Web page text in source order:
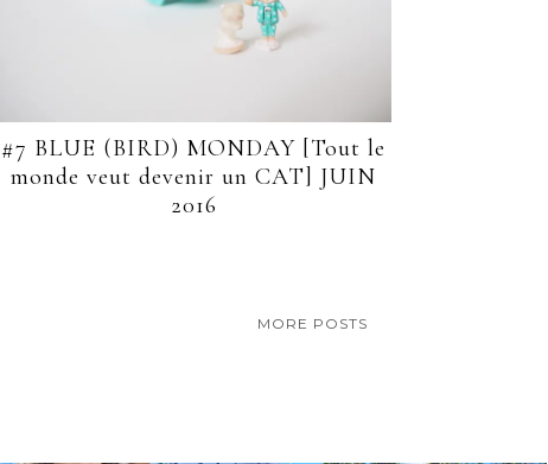
#7 BLUE (BIRD) MONDAY [Tout le
monde veut devenir un CAT] JUIN
2016
MORE POSTS